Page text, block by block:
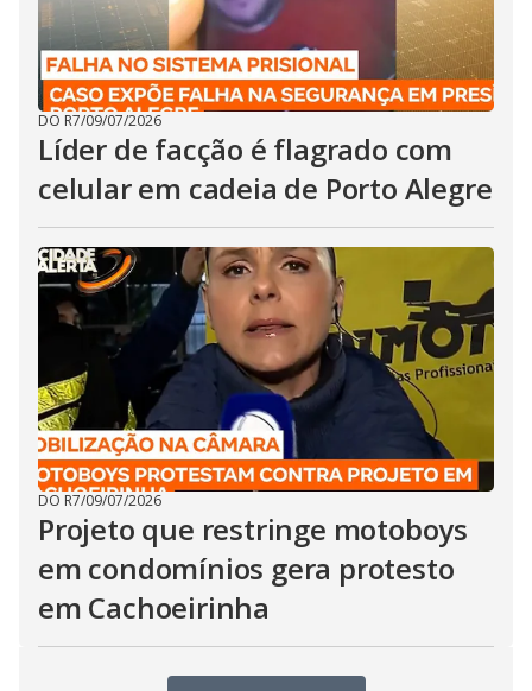
DO R7/09/07/2026
Líder de facção é flagrado com
celular em cadeia de Porto Alegre
DO R7/09/07/2026
Projeto que restringe motoboys
em condomínios gera protesto
em Cachoeirinha